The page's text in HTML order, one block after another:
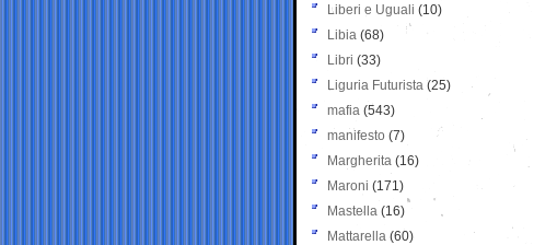
Liberi e Uguali (10)
Libia (68)
Libri (33)
Liguria Futurista (25)
mafia (543)
manifesto (7)
Margherita (16)
Maroni (171)
Mastella (16)
Mattarella (60)